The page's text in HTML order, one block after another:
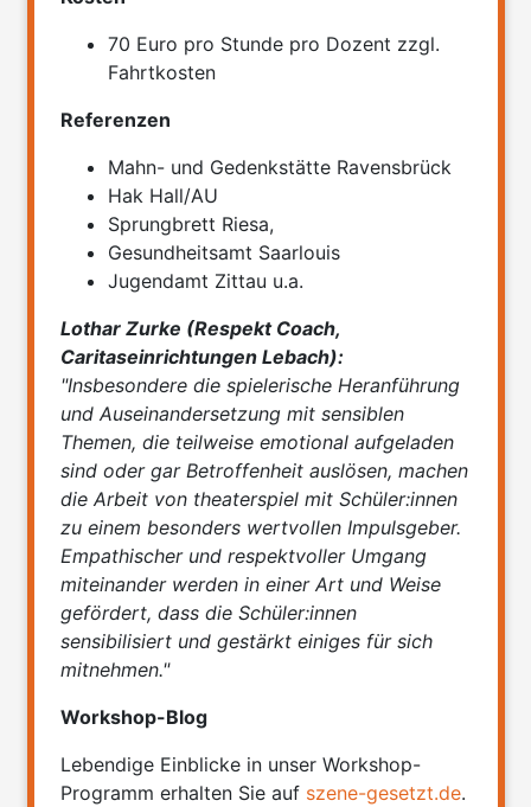
70 Euro pro Stunde pro Dozent zzgl.
Fahrtkosten
Referenzen
Mahn- und Gedenkstätte Ravensbrück
Hak Hall/AU
Sprungbrett Riesa,
Gesundheitsamt Saarlouis
Jugendamt Zittau u.a.
Lothar Zurke (Respekt Coach,
Caritaseinrichtungen Lebach):
"Insbesondere die spielerische Heranführung
und Auseinandersetzung mit sensiblen
Themen, die teilweise emotional aufgeladen
sind oder gar Betroffenheit auslösen, machen
die Arbeit von theaterspiel mit Schüler:innen
zu einem besonders wertvollen Impulsgeber.
Empathischer und respektvoller Umgang
miteinander werden in einer Art und Weise
gefördert, dass die Schüler:innen
sensibilisiert und gestärkt einiges für sich
mitnehmen."
Workshop-Blog
Lebendige Einblicke in unser Workshop-
Programm erhalten Sie auf szene-gesetzt.de.